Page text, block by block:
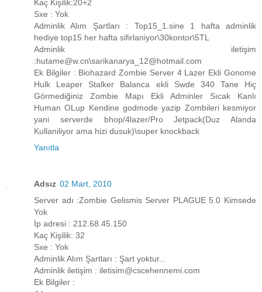
Kaç Kişilik:20+2
Sxe : Yok
Adminlik Alım Şartları : Top15_1.sine 1 hafta adminlik
hediye top15 her hafta sifirlaniyor\30kontor\5TL
Adminlik iletişim
:hutame@w.cn\sarikanarya_12@hotmail.com
Ek Bilgiler : Biohazard Zombie Server 4 Lazer Ekli Gonome
Hulk Leaper Stalker Balanca ekli Swde 340 Tane Hiç
Görmediğiniz Zombie Mapı Ekli Adminler Sıcak Kanlı
Human OLup Kendine godmode yazip Zombileri kesmiyor
yani serverde bhop/4lazer/Pro Jetpack(Duz Alanda
Kullaniliyor ama hizi dusuk)\super knockback
Yanıtla
Adsız 02 Mart, 2010
Server adı :Zombie Gelismis Server PLAGUE 5.0 Kimsede
Yok
İp adresi : 212.68.45.150
Kaç Kişilik: 32
Sxe : Yok
Adminlik Alım Şartları : Şart yoktur...
Adminlik iletişim : iletisim@cscehennemi.com
Ek Bilgiler :